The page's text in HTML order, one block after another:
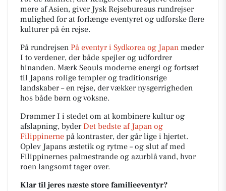
mere af Asien, giver Jysk Rejsebureaus rundrejser
mulighed for at forlænge eventyret og udforske flere
kulturer på én rejse.
På rundrejsen På eventyr i Sydkorea og Japan møder
I to verdener, der både spejler og udfordrer
hinanden. Mærk Seouls moderne energi og fortsæt
til Japans rolige templer og traditionsrige
landskaber – en rejse, der vækker nysgerrigheden
hos både børn og voksne.
Drømmer I i stedet om at kombinere kultur og
afslapning, byder Det bedste af Japan og
Filippinerne på kontraster, der går lige i hjertet.
Oplev Japans æstetik og rytme – og slut af med
Filippinernes palmestrande og azurblå vand, hvor
roen langsomt tager over.
Klar til jeres næste store familieeventyr?